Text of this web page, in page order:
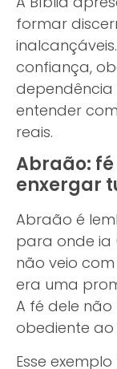
formar
confiança,
dependência
entender
reais.
Abraão:
enxergar
Abraão é
para onde ia
não veio
era uma
A fé dele
obediente
Esse